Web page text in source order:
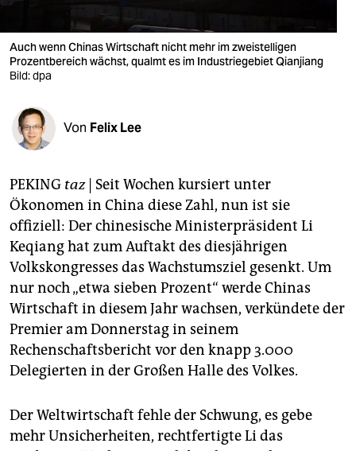
verlag
veranstaltungen
fragen & hilfe
abo
genossenschaft
epaper login
Auch wenn Chinas Wirtschaft nicht mehr im zweistelligen
Prozentbereich wächst, qualmt es im Industriegebiet Qianjiang
Bild: dpa
Von Felix Lee
PEKING taz| Seit Wochen kursiert unter
Ökonomen in China diese Zahl, nun ist sie
offiziell: Der chinesische Ministerpräsident Li
Keqiang hat zum Auftakt des diesjährigen
Volkskongresses das Wachstumsziel gesenkt. Um
nur noch „etwa sieben Prozent“ werde Chinas
Wirtschaft in diesem Jahr wachsen, verkündete der
Premier am Donnerstag in seinem
Rechenschaftsbericht vor den knapp 3.000
Delegierten in der Großen Halle des Volkes.
Der Weltwirtschaft fehle der Schwung, es gebe
mehr Unsicherheiten, rechtfertigte Li das